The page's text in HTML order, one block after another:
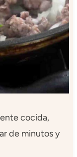
cocida,
de minutos y